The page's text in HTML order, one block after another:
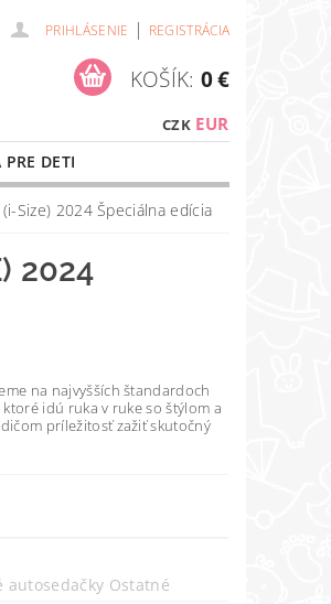
PRIHLÁSENIE | REGISTRÁCIA
CZK EUR
KOŠÍK: 0 €
DETI
NÁKUPE
Size) 2024 Špeciálna edícia
2024
na najvyšších štandardoch
idú ruka v ruke so štýlom a
príležitosť zažiť skutočný
autosedačky Ostatné